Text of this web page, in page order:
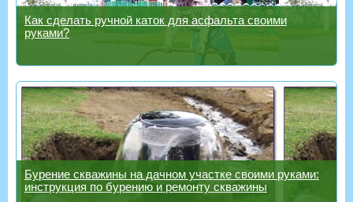
Как сделать ручной каток для асфальта своими
руками?
Бурение скважины на дачном участке своими руками:
инструкция по бурению и ремонту скважины